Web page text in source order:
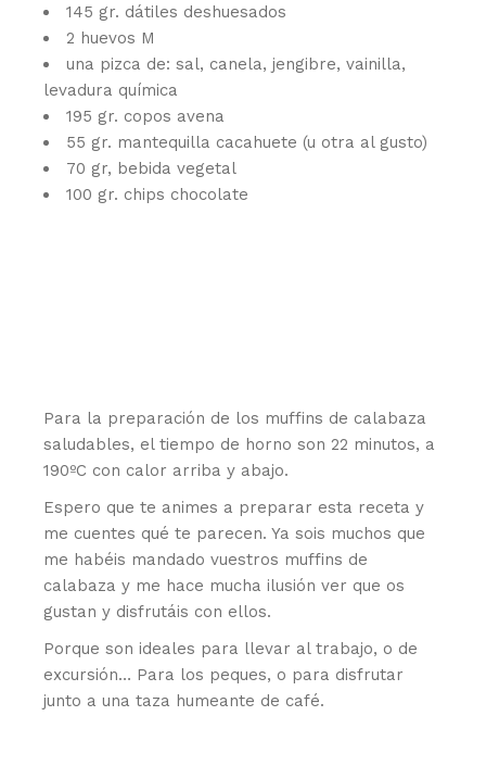
145 gr. dátiles deshuesados
2 huevos M
una pizca de: sal, canela, jengibre, vainilla,
levadura química
195 gr. copos avena
55 gr. mantequilla cacahuete (u otra al gusto)
70 gr, bebida vegetal
100 gr. chips chocolate
Para la preparación de los muffins de calabaza
saludables, el tiempo de horno son 22 minutos, a
190ºC con calor arriba y abajo.
Espero que te animes a preparar esta receta y
me cuentes qué te parecen. Ya sois muchos que
me habéis mandado vuestros muffins de
calabaza y me hace mucha ilusión ver que os
gustan y disfrutáis con ellos.
Porque son ideales para llevar al trabajo, o de
excursión… Para los peques, o para disfrutar
junto a una taza humeante de café.